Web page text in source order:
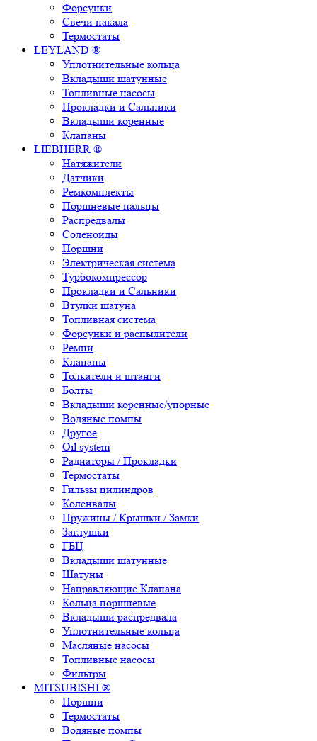
Форсунки
Свечи накала
Термостаты
LEYLAND ®
Уплотнительные кольца
Вкладыши шатунные
Топливные насосы
Прокладки и Сальники
Вкладыши коренные
Клапаны
LIEBHERR ®
Натяжители
Датчики
Ремкомплекты
Поршневые пальцы
Распредвалы
Соленоиды
Поршни
Электрическая система
Турбокомпрессор
Прокладки и Сальники
Втулки шатуна
Топливная система
Форсунки и распылители
Ремни
Клапаны
Толкатели и штанги
Болты
Вкладыши коренные/упорные
Водяные помпы
Другое
Oil system
Радиаторы / Прокладки
Термостаты
Гильзы цилиндров
Коленвалы
Пружины / Крышки / Замки
Заглушки
ГБЦ
Вкладыши шатунные
Шатуны
Направляющие Клапана
Кольца поршневые
Вкладыши распредвала
Уплотнительные кольца
Масляные насосы
Топливные насосы
Фильтры
MITSUBISHI ®
Поршни
Термостаты
Водяные помпы